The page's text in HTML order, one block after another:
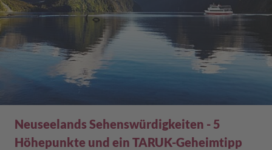
Neuseelands Sehenswürdigkeiten - 5
Höhepunkte und ein TARUK-Geheimtipp